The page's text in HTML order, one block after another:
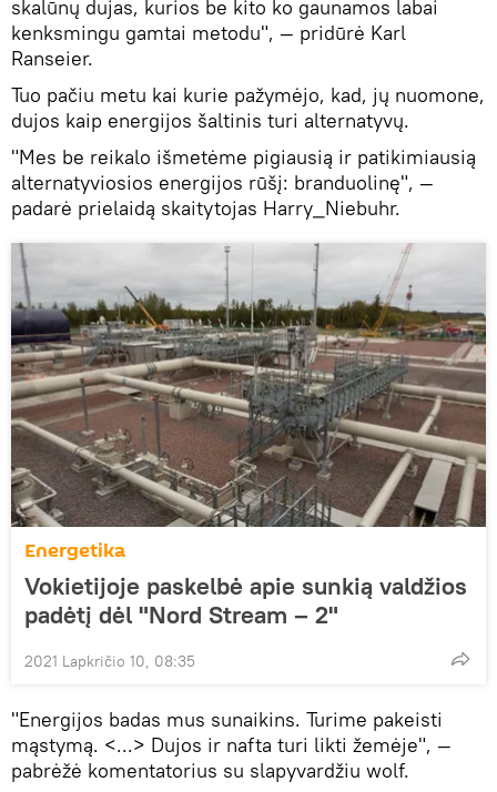
skalūnų dujas, kurios be kito ko gaunamos labai
kenksmingu gamtai metodu", — pridūrė Karl
Ranseier.
Tuo pačiu metu kai kurie pažymėjo, kad, jų nuomone,
dujos kaip energijos šaltinis turi alternatyvų.
"Mes be reikalo išmetėme pigiausią ir patikimiausią
alternatyviosios energijos rūšį: branduolinę", —
padarė prielaidą skaitytojas Harry_Niebuhr.
Energetika
Vokietijoje paskelbė apie sunkią valdžios
padėtį dėl "Nord Stream – 2"
2021 Lapkričio 10, 08:35
"Energijos badas mus sunaikins. Turime pakeisti
mąstymą. <...> Dujos ir nafta turi likti žemėje", —
pabrėžė komentatorius su slapyvardžiu wolf.